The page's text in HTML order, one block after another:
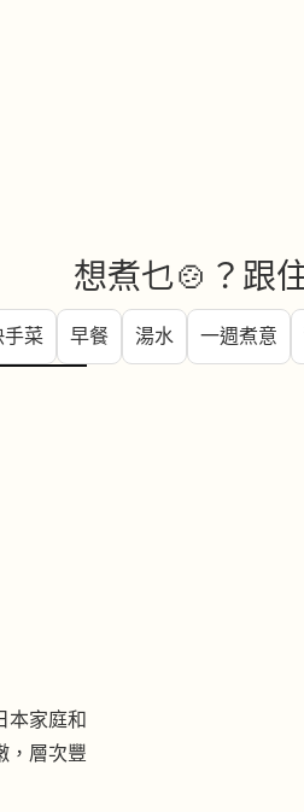
想煮乜🍲？跟
手菜 早餐 湯水 一週煮意
本家庭和
，層次豐